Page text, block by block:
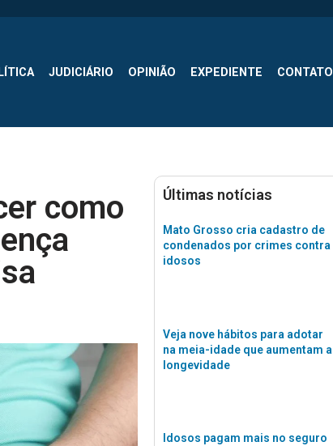
JUDICIÁRIO OPINIÃO EXPEDIENTE CONTATO
como
Últimas notícias
Mato Grosso cria cadastro de
condenados por crimes contra
idosos
Veja nove hábitos para adotar
na meia-idade que aumentam a
longevidade
Idosos pagam mais no seguro